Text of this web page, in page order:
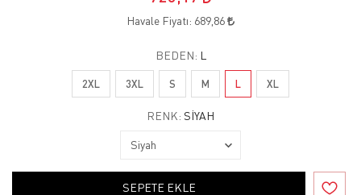
Havale Fiyatı: 689,86
BEDEN: L
2XL 3XL S M L XL
RENK: SIYAH
SEPETE EKLE